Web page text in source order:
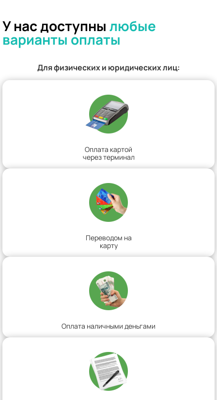
У нас доступны любые
варианты оплаты
Для физических и юридических лиц:
Оплата картой
через терминал
Переводом на
карту
Оплата наличными деньгами